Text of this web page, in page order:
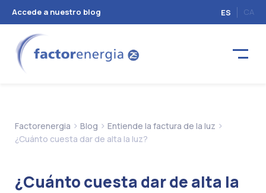
Accede a nuestro blog ES CA
Factorenergia > Blog > Entiende la factura de la luz >
¿Cuánto cuesta dar de alta la luz?
¿Cuánto cuesta dar de alta la